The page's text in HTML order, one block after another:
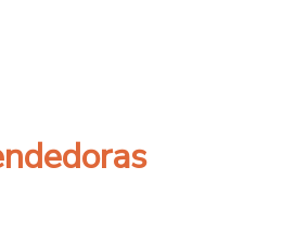
el emprendimiento